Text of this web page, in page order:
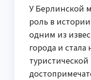
У Берлинской
роль в
одним из
города и
туристической